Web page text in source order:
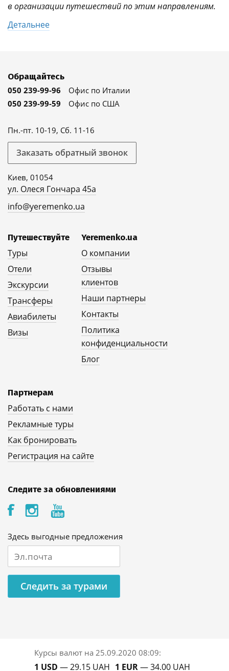
в организации путешествий по этим направлениям.
Детальнее
Обращайтесь
050 239-99-96
Офис по Италии
050 239-99-59
Офис по США
Пн.-пт. 10-19, Сб. 11-16
Заказать обратный звонок
Киев, 01054
ул. Олеся Гончара 45а
info@yeremenko.ua
Путешествуйте
Туры
Отели
Экскурсии
Трансферы
Авиабилеты
Визы
Yeremenko.ua
О компании
Отзывы
клиентов
Наши партнеры
Контакты
Политика
конфиденциальности
Блог
Партнерам
Работать с нами
Рекламные туры
Как бронировать
Регистрация на сайте
Следите за обновлениями
Здесь выгодные предложения
Следить за турами
Курсы валют на 25.09.2020 08:09:
1 USD — 29.15 UAH 1 EUR— 34.00 UAH